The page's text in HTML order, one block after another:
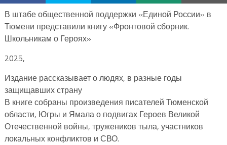
В штабе общественной поддержки «Единой России» в
Тюмени представили книгу «Фронтовой сборник.
Школьникам о Героях»
2025,
Издание рассказывает о людях, в разные годы
защищавших страну
В книге собраны произведения писателей Тюменской
области, Югры и Ямала о подвигах Героев Великой
Отечественной войны, тружеников тыла, участников
локальных конфликтов и СВО.